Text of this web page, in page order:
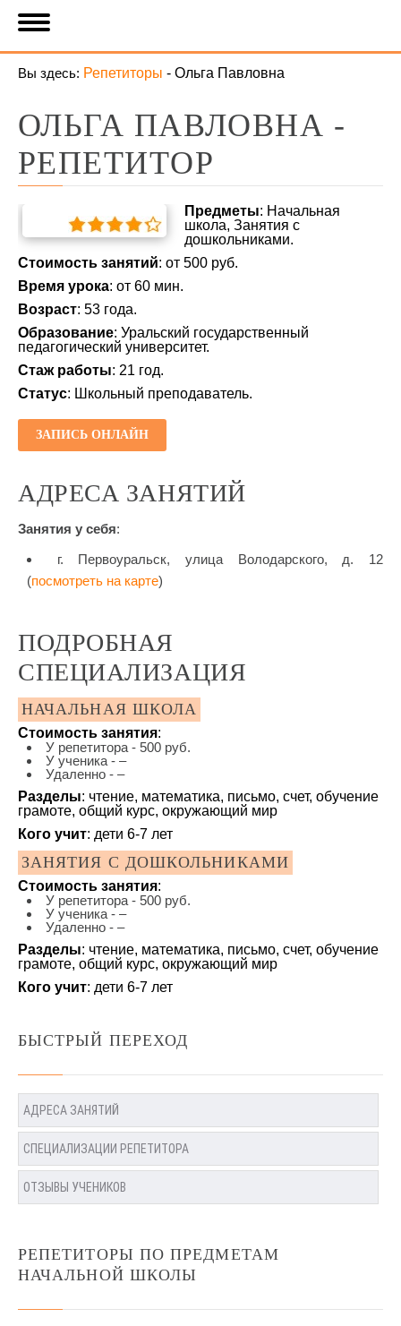
Вы здесь: Репетиторы - Ольга Павловна
ОЛЬГА ПАВЛОВНА -
РЕПЕТИТОР
Предметы: Начальная
школа, Занятия с
дошкольниками.
Стоимость занятий: от 500 руб.
Время урока: от 60 мин.
Возраст: 53 года.
Образование: Уральский государственный
педагогический университет.
Стаж работы: 21 год.
Статус: Школьный преподаватель.
ЗАПИСЬ ОНЛАЙН
АДРЕСА ЗАНЯТИЙ
Занятия у себя:
г. Первоуральск, улица Володарского, д. 12
(посмотреть на карте)
ПОДРОБНАЯ
СПЕЦИАЛИЗАЦИЯ
НАЧАЛЬНАЯ ШКОЛА
Стоимость занятия:
У репетитора - 500 руб.
У ученика - –
Удаленно - –
Разделы: чтение, математика, письмо, счет, обучение
грамоте, общий курс, окружающий мир
Кого учит: дети 6-7 лет
ЗАНЯТИЯ С ДОШКОЛЬНИКАМИ
Стоимость занятия:
У репетитора - 500 руб.
У ученика - –
Удаленно - –
Разделы: чтение, математика, письмо, счет, обучение
грамоте, общий курс, окружающий мир
Кого учит: дети 6-7 лет
БЫСТРЫЙ ПЕРЕХОД
АДРЕСА ЗАНЯТИЙ
СПЕЦИАЛИЗАЦИИ РЕПЕТИТОРА
ОТЗЫВЫ УЧЕНИКОВ
РЕПЕТИТОРЫ ПО ПРЕДМЕТАМ
НАЧАЛЬНОЙ ШКОЛЫ